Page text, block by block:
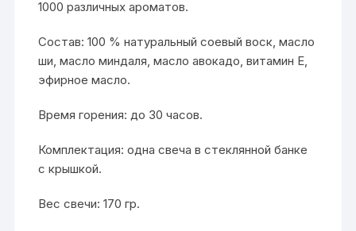
1000 различных ароматов.
Состав: 100 % натуральный соевый воск, масло
ши, масло миндаля, масло авокадо, витамин E,
эфирное масло.
Время горения: до 30 часов.
Комплектация: одна свеча в стеклянной банке
с крышкой.
Вес свечи: 170 гр.